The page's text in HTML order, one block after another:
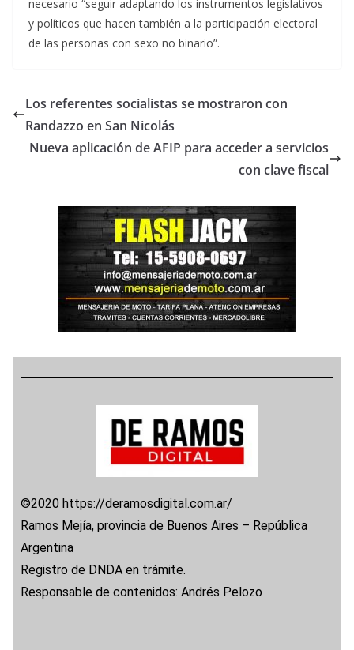
necesario “seguir adaptando los instrumentos legislativos
y políticos que hacen también a la participación electoral
de las personas con sexo no binario”.
Los referentes socialistas se mostraron con
Randazzo en San Nicolás
Nueva aplicación de AFIP para acceder a servicios
con clave fiscal
©2020 https://deramosdigital.com.ar/
Ramos Mejía, provincia de Buenos Aires – República
Argentina
Registro de DNDA en trámite.
Responsable de contenidos: Andrés Pelozo